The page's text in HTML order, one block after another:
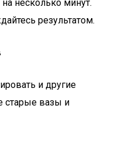
несколько минут.
результатом.
и другие
старые вазы и